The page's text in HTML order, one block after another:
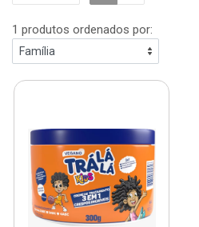
1 produtos ordenados por: